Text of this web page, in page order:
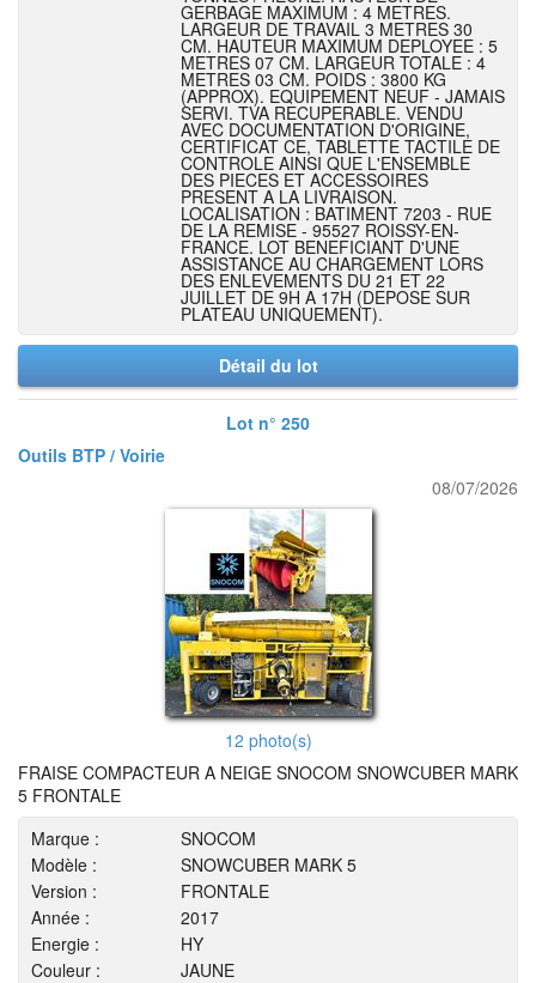
GERBAGE MAXIMUM : 4 METRES.
LARGEUR DE TRAVAIL 3 METRES 30
CM. HAUTEUR MAXIMUM DEPLOYEE : 5
METRES 07 CM. LARGEUR TOTALE : 4
METRES 03 CM. POIDS : 3800 KG
(APPROX). EQUIPEMENT NEUF - JAMAIS
SERVI. TVA RECUPERABLE. VENDU
AVEC DOCUMENTATION D'ORIGINE,
CERTIFICAT CE, TABLETTE TACTILE DE
CONTROLE AINSI QUE L'ENSEMBLE
DES PIECES ET ACCESSOIRES
PRESENT A LA LIVRAISON.
LOCALISATION : BATIMENT 7203 - RUE
DE LA REMISE - 95527 ROISSY-EN-
FRANCE. LOT BENEFICIANT D'UNE
ASSISTANCE AU CHARGEMENT LORS
DES ENLEVEMENTS DU 21 ET 22
JUILLET DE 9H A 17H (DEPOSE SUR
PLATEAU UNIQUEMENT).
Détail du lot
Lot n° 250
Outils BTP / Voirie
08/07/2026
12 photo(s)
FRAISE COMPACTEUR A NEIGE SNOCOM SNOWCUBER MARK
5 FRONTALE
Marque :
SNOCOM
Modèle :
SNOWCUBER MARK 5
Version :
FRONTALE
Année :
2017
Energie :
HY
Couleur :
JAUNE